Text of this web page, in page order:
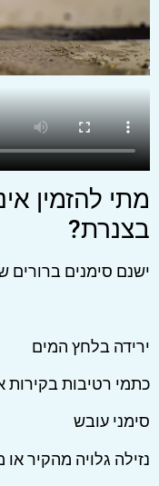
מתי להזמין
בצנרת?
ישנם סימנים ברורים
ירידה בלחץ המים
כתמי רטיבות בקירות
סימני עובש
נזילה גלויה מהקיר